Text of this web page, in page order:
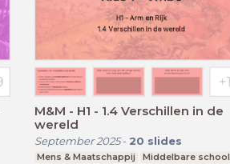
M&M - H1 - 1.4 Verschillen in de
wereld
September 2025- 20 slides
Mens & Maatschappij
Middelbare school